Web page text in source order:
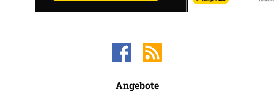
Angebote